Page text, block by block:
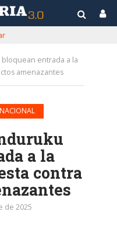
entrada a la
amenazantes
a la
contra
de 2025